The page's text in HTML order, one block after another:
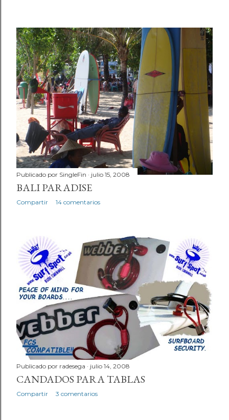
Publicado por SingleFin julio 15, 2008
BALI PARADISE
Compartir 14 comentarios
Publicado por radesega julio 14, 2008
CANDADOS PARA TABLAS
Compartir 3 comentarios